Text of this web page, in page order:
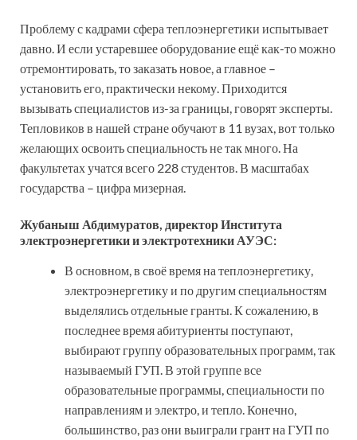
Проблему с кадрами сфера теплоэнергетики испытывает
давно. И если устаревшее оборудование ещё как-то можно
отремонтировать, то заказать новое, а главное –
установить его, практически некому. Приходится
вызывать специалистов из-за границы, говорят эксперты.
Тепловиков в нашей стране обучают в 11 вузах, вот только
желающих освоить специальность не так много. На
факультетах учатся всего 228 студентов. В масштабах
государства – цифра мизерная.
Жубаныш Абдимуратов, директор Института
электроэнергетики и электротехники АУЭС:
В основном, в своё время на теплоэнергетику,
электроэнергетику и по другим специальностям
выделялись отдельные гранты. К сожалению, в
последнее время абитуриенты поступают,
выбирают группу образовательных программ, так
называемый ГУП. В этой группе все
образовательные программы, специальности по
направлениям и электро, и тепло. Конечно,
большинство, раз они выиграли грант на ГУП по